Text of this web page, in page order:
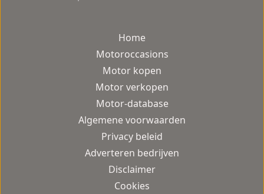
Home
Motoroccasions
Motor kopen
Motor verkopen
Motor-database
Algemene voorwaarden
Privacy beleid
Adverteren bedrijven
Disclaimer
Cookies